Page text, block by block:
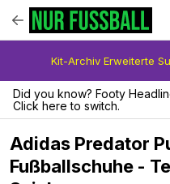
Kit-Archiv Erweiterte
Did you know? Footy
Click here to switch.
Adidas Predator
Fußballschuhe -